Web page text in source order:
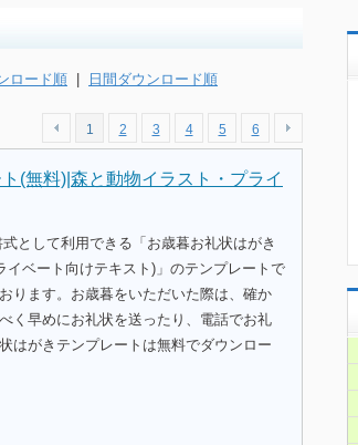
ロード順 | 日間ダウンロード順
1 2 3 4 5 6
(無料)|森と動物イラスト・プライ
として利用できる「お歳暮お礼状はがき
ベート向けテキスト)」のテンプレートで
ります。お歳暮をいただいた際は、確か
く早めにお礼状を送ったり、電話でお礼
はがきテンプレートは無料でダウンロー